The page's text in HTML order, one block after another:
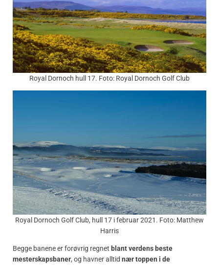
Royal Dornoch hull 17. Foto: Royal Dornoch Golf Club
Royal Dornoch Golf Club, hull 17 i februar 2021. Foto: Matthew
Harris
Begge banene er forøvrig regnet blant verdens beste
mesterskapsbaner, og havner alltid nær toppen i de